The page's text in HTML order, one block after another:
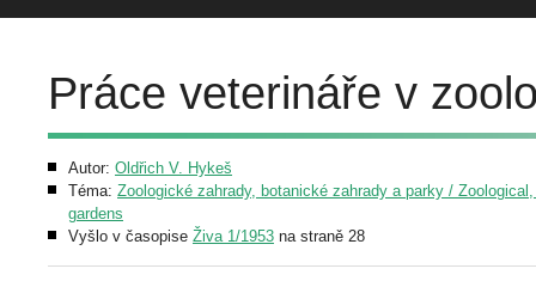
Práce veterináře v
Autor: Oldřich V. Hykeš
Téma: Zoologické zahrady, botanické zahrady a parky /
gardens
Vyšlo v časopise Živa 1/1953 na straně 28